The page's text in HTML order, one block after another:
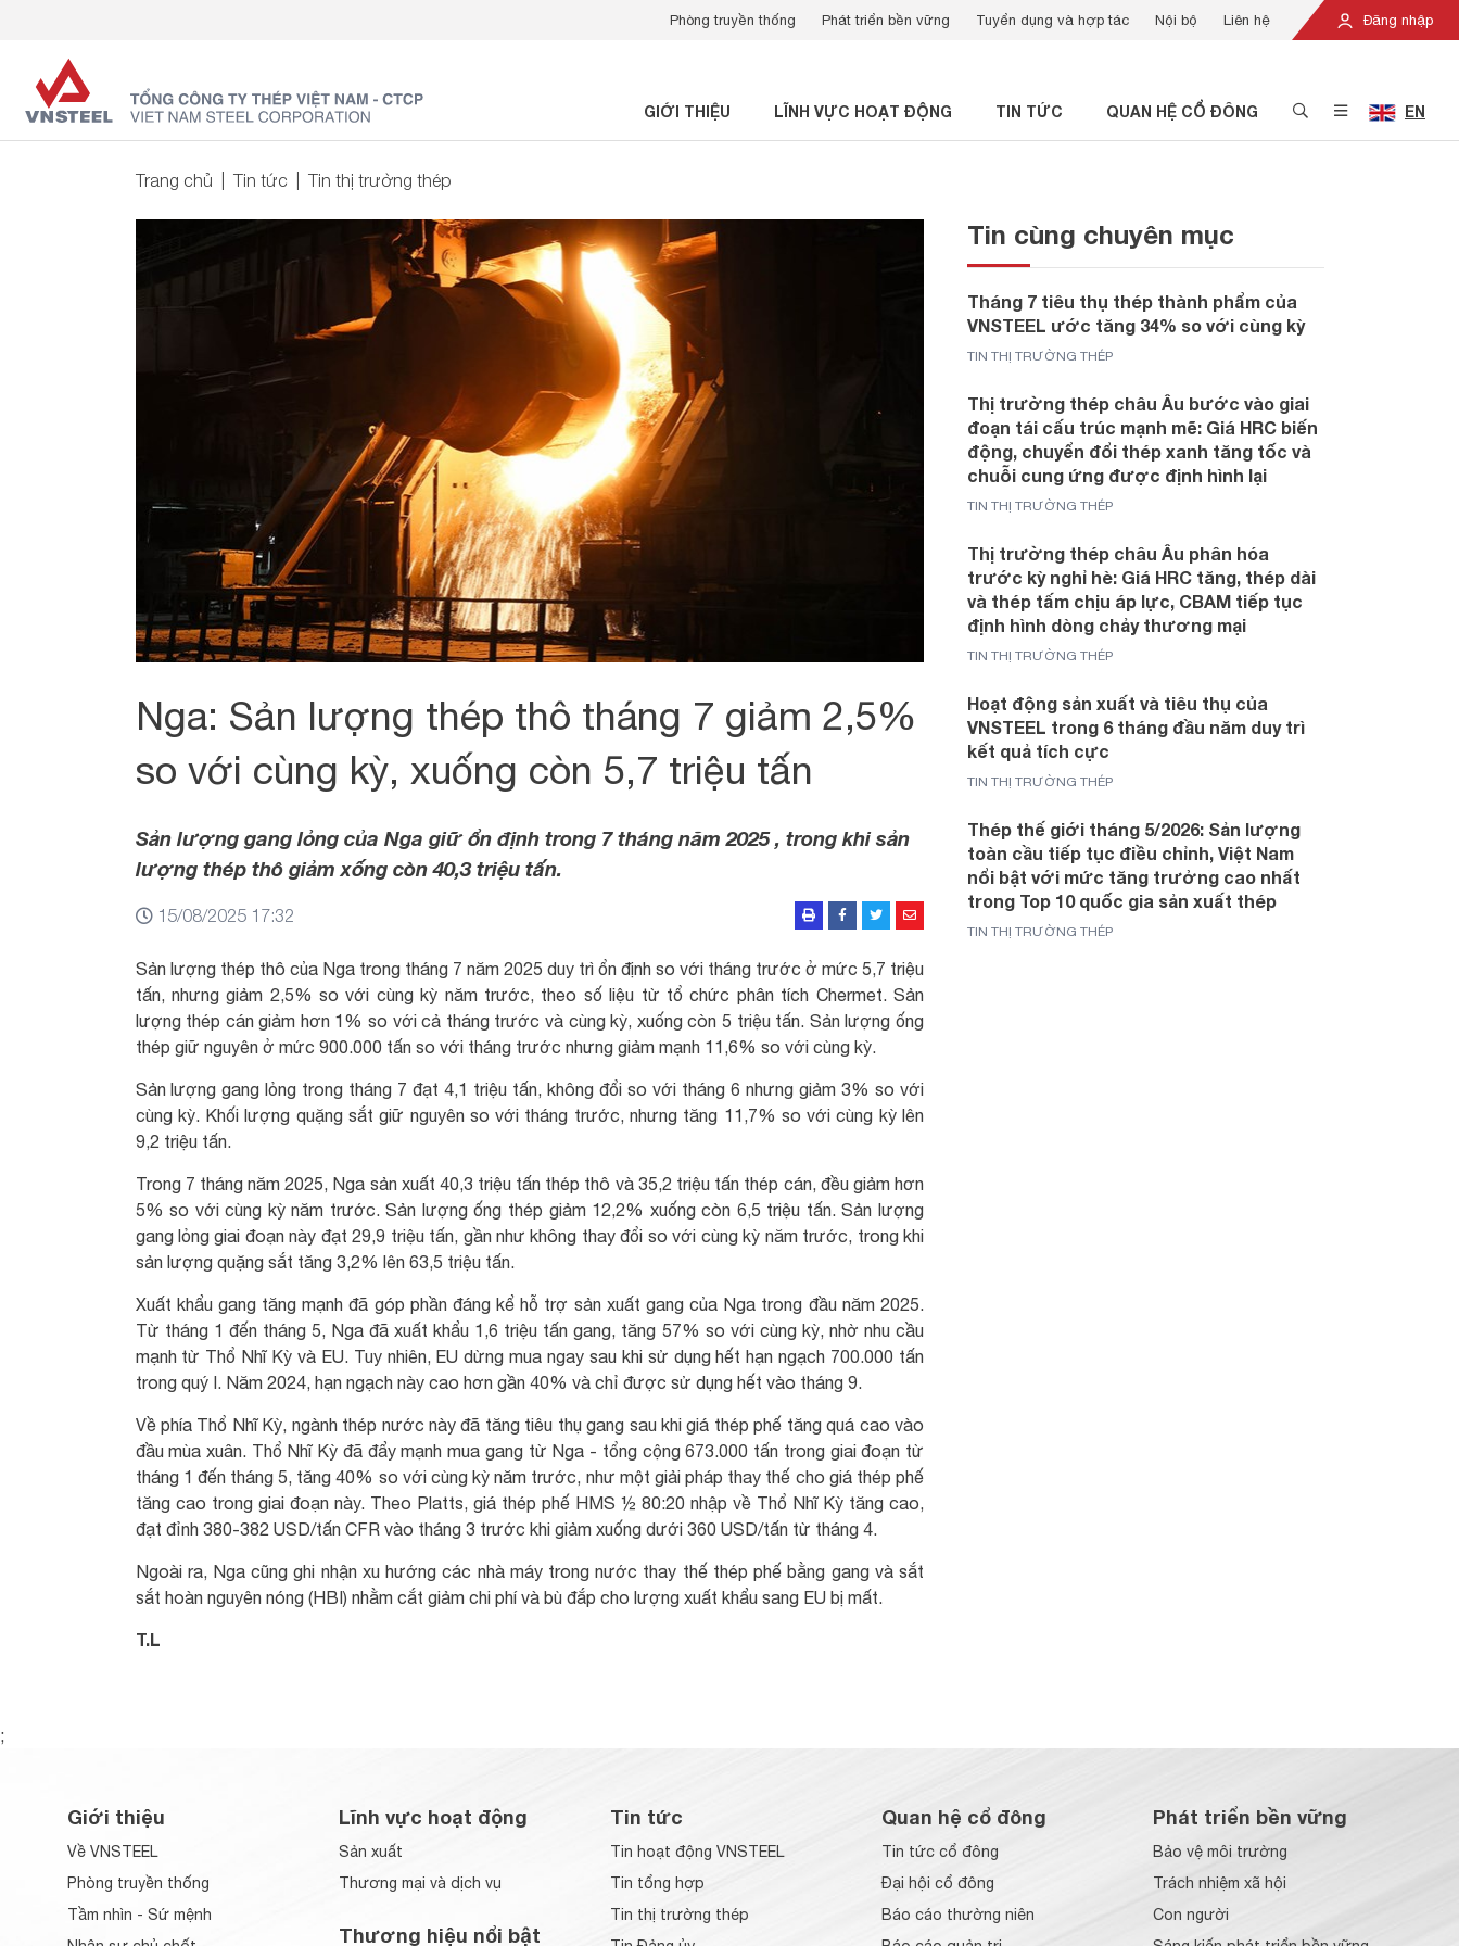
Đăng nhập
Phòng truyền thống Phát triển bền vững Tuyển dụng và hợp tác Nội bộ Liên hệ
GIỚI THIỆU LĨNH VỰC HOẠT ĐỘNG TIN TỨC QUAN HỆ CỔ ĐÔNG EN
Trang chủ Tin tức Tin thị trường thép
Nga: Sản lượng thép thô tháng 7 giảm 2,5%
so với cùng kỳ, xuống còn 5,7 triệu tấn
Sản lượng gang lỏng của Nga giữ ổn định trong 7 tháng năm 2025 , trong khi sản
lượng thép thô giảm xống còn 40,3 triệu tấn.
15/08/2025 17:32
Sản lượng thép thô của Nga trong tháng 7 năm 2025 duy trì ổn định so với tháng trước ở mức 5,7 triệu
tấn, nhưng giảm 2,5% so với cùng kỳ năm trước, theo số liệu từ tổ chức phân tích Chermet. Sản
lượng thép cán giảm hơn 1% so với cả tháng trước và cùng kỳ, xuống còn 5 triệu tấn. Sản lượng ống
thép giữ nguyên ở mức 900.000 tấn so với tháng trước nhưng giảm mạnh 11,6% so với cùng kỳ.
Sản lượng gang lỏng trong tháng 7 đạt 4,1 triệu tấn, không đổi so với tháng 6 nhưng giảm 3% so với
cùng kỳ. Khối lượng quặng sắt giữ nguyên so với tháng trước, nhưng tăng 11,7% so với cùng kỳ lên
9,2 triệu tấn.
Trong 7 tháng năm 2025, Nga sản xuất 40,3 triệu tấn thép thô và 35,2 triệu tấn thép cán, đều giảm hơn
5% so với cùng kỳ năm trước. Sản lượng ống thép giảm 12,2% xuống còn 6,5 triệu tấn. Sản lượng
gang lỏng giai đoạn này đạt 29,9 triệu tấn, gần như không thay đổi so với cùng kỳ năm trước, trong khi
sản lượng quặng sắt tăng 3,2% lên 63,5 triệu tấn.
Xuất khẩu gang tăng mạnh đã góp phần đáng kể hỗ trợ sản xuất gang của Nga trong đầu năm 2025.
Từ tháng 1 đến tháng 5, Nga đã xuất khẩu 1,6 triệu tấn gang, tăng 57% so với cùng kỳ, nhờ nhu cầu
mạnh từ Thổ Nhĩ Kỳ và EU. Tuy nhiên, EU dừng mua ngay sau khi sử dụng hết hạn ngạch 700.000 tấn
trong quý I. Năm 2024, hạn ngạch này cao hơn gần 40% và chỉ được sử dụng hết vào tháng 9.
Về phía Thổ Nhĩ Kỳ, ngành thép nước này đã tăng tiêu thụ gang sau khi giá thép phế tăng quá cao vào
đầu mùa xuân. Thổ Nhĩ Kỳ đã đẩy mạnh mua gang từ Nga - tổng cộng 673.000 tấn trong giai đoạn từ
tháng 1 đến tháng 5, tăng 40% so với cùng kỳ năm trước, như một giải pháp thay thế cho giá thép phế
tăng cao trong giai đoạn này. Theo Platts, giá thép phế HMS ½ 80:20 nhập về Thổ Nhĩ Kỳ tăng cao,
đạt đỉnh 380-382 USD/tấn CFR vào tháng 3 trước khi giảm xuống dưới 360 USD/tấn từ tháng 4.
Ngoài ra, Nga cũng ghi nhận xu hướng các nhà máy trong nước thay thế thép phế bằng gang và sắt
sắt hoàn nguyên nóng (HBI) nhằm cắt giảm chi phí và bù đắp cho lượng xuất khẩu sang EU bị mất.
T.L
Tin cùng chuyên mục
Tháng 7 tiêu thụ thép thành phẩm của
VNSTEEL ước tăng 34% so với cùng kỳ
TIN THỊ TRƯỜNG THÉP
Thị trường thép châu Âu bước vào giai
đoạn tái cấu trúc mạnh mẽ: Giá HRC biến
động, chuyển đổi thép xanh tăng tốc và
chuỗi cung ứng được định hình lại
TIN THỊ TRƯỜNG THÉP
Thị trường thép châu Âu phân hóa
trước kỳ nghỉ hè: Giá HRC tăng, thép dài
và thép tấm chịu áp lực, CBAM tiếp tục
định hình dòng chảy thương mại
TIN THỊ TRƯỜNG THÉP
Hoạt động sản xuất và tiêu thụ của
VNSTEEL trong 6 tháng đầu năm duy trì
kết quả tích cực
TIN THỊ TRƯỜNG THÉP
Thép thế giới tháng 5/2026: Sản lượng
toàn cầu tiếp tục điều chỉnh, Việt Nam
nổi bật với mức tăng trưởng cao nhất
trong Top 10 quốc gia sản xuất thép
TIN THỊ TRƯỜNG THÉP
;
Giới thiệu
Về VNSTEEL
Phòng truyền thống
Tầm nhìn - Sứ mệnh
Lĩnh vực hoạt động
Sản xuất
Thương mại và dịch vụ
Thương hiệu nổi bật
Tin tức
Tin hoạt động VNSTEEL
Tin tổng hợp
Tin thị trường thép
Quan hệ cổ đông
Tin tức cổ đông
Đại hội cổ đông
Báo cáo thường niên
Phát triển bền vững
Bảo vệ môi trường
Trách nhiệm xã hội
Con người